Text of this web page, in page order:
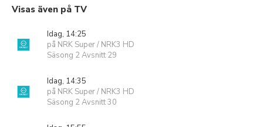
Visas även på TV
Idag, 14:25
på NRK Super / NRK3 HD
Säsong 2 Avsnitt 29
Idag, 14:35
på NRK Super / NRK3 HD
Säsong 2 Avsnitt 30